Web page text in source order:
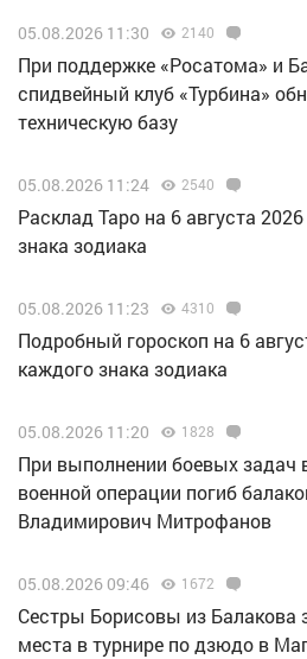
05.08.2026 11:30 2140
При поддержке «Росатома» и
спидвейный клуб «Турбина»
техническую базу
05.08.2026 11:24 2540
Расклад Таро на 6 августа
знака зодиака
05.08.2026 11:23 4310
Подробный гороскоп на 6
каждого знака зодиака
05.08.2026 11:20 1828
При выполнении боевых задач
военной операции погиб
Владимирович Митрофанов
05.08.2026 09:46 1672
Сестры Борисовы из Балакова
места в турнире по дзюдо в